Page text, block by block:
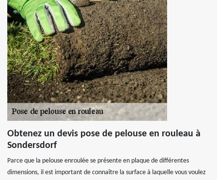
Obtenez un devis pose de pelouse en rouleau à
Sondersdorf
Parce que la pelouse enroulée se présente en plaque de différentes
dimensions, il est important de connaître la surface à laquelle vous voulez